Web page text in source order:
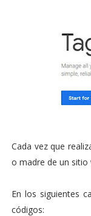
Cada vez que
o madre de un sitio
En los siguientes
códigos: